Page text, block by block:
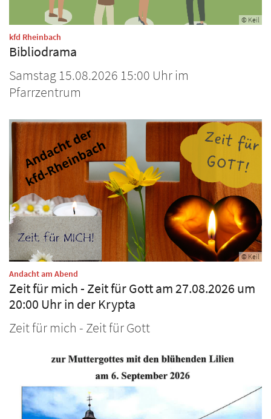
© Keil
kfd Rheinbach
Bibliodrama
Samstag 15.08.2026 15:00 Uhr im
Pfarrzentrum
© Keil
Andacht am Abend
Zeit für mich - Zeit für Gott am 27.08.2026 um
20:00 Uhr in der Krypta
Zeit für mich - Zeit für Gott